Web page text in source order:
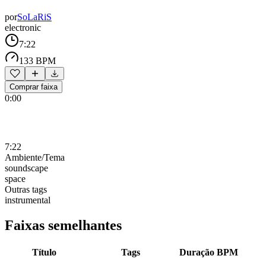
porSoLaRiS
electronic
7:22
133 BPM
Comprar faixa
0:00
7:22
Ambiente/Tema
soundscape
space
Outras tags
instrumental
Faixas semelhantes
Título Tags Duração BPM